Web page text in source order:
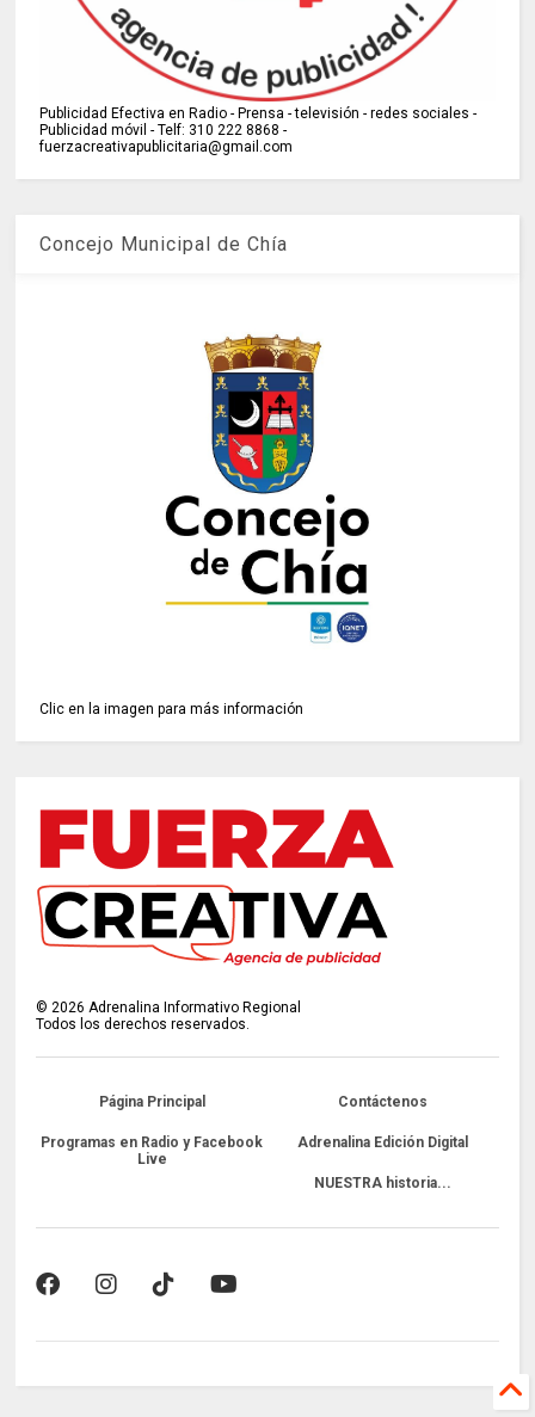
Publicidad Efectiva en Radio - Prensa - televisión - redes sociales -
Publicidad móvil - Telf: 310 222 8868 -
fuerzacreativapublicitaria@gmail.com
Concejo Municipal de Chía
Clic en la imagen para más información
© 2026 Adrenalina Informativo Regional
Todos los derechos reservados.
Página Principal Contáctenos
Programas en Radio y Facebook
Live
Adrenalina Edición Digital
NUESTRA historia...